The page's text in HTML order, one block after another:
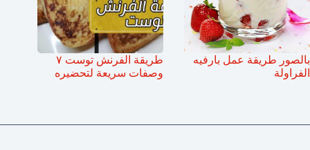
بالصور طريقة عمل بارفيه
الفراولة
طريقة الفرنش توست ٧
وصفات سريعة لتحضيره